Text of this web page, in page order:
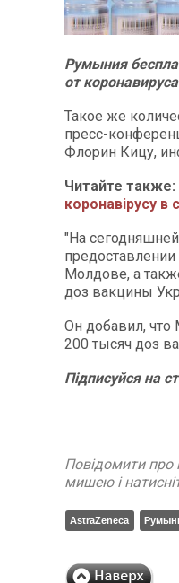
Румыния
от
Такое же
пресс-
Флорин Кицу,
Читайте также:
коронавірусу в
"На
Молдове, а
доз вакцины
Он добавил,
200 тысяч доз
Підписуйся на
Повідомити про
мишею і
AstraZeneca